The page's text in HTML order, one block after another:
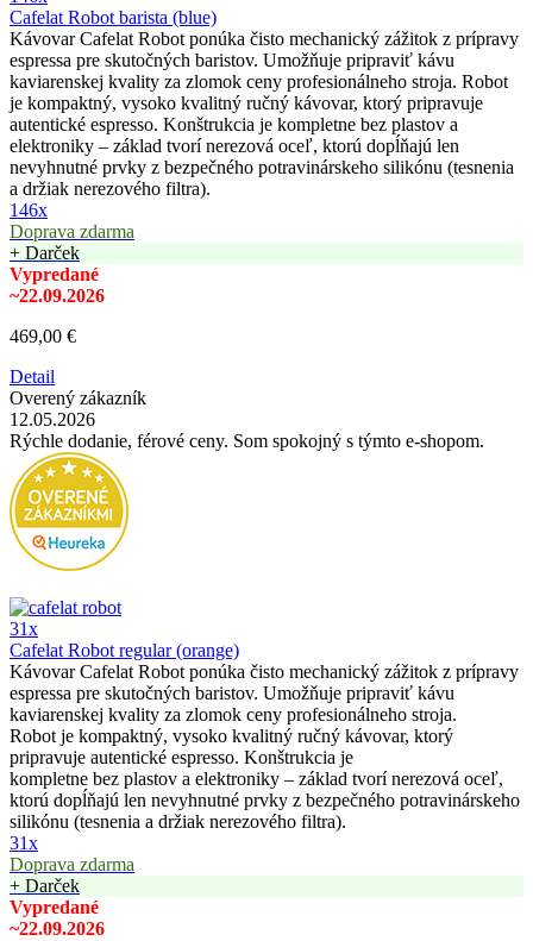
Cafelat Robot barista (blue)
Kávovar Cafelat Robot ponúka čisto mechanický zážitok z prípravy
espressa pre skutočných baristov. Umožňuje pripraviť kávu
kaviarenskej kvality za zlomok ceny profesionálneho stroja. Robot
je kompaktný, vysoko kvalitný ručný kávovar, ktorý pripravuje
autentické espresso. Konštrukcia je kompletne bez plastov a
elektroniky – základ tvorí nerezová oceľ, ktorú dopĺňajú len
nevyhnutné prvky z bezpečného potravinárskeho silikónu (tesnenia
a držiak nerezového filtra).
146x
Doprava zdarma
+ Darček
Vypredané
~22.09.2026
469,00 €
Detail
Overený zákazník
12.05.2026
Rýchle dodanie, férové ceny. Som spokojný s týmto e-shopom.
31x
Cafelat Robot regular (orange)
Kávovar Cafelat Robot ponúka čisto mechanický zážitok z prípravy
espressa pre skutočných baristov. Umožňuje pripraviť kávu
kaviarenskej kvality za zlomok ceny profesionálneho stroja.
Robot je kompaktný, vysoko kvalitný ručný kávovar, ktorý
pripravuje autentické espresso. Konštrukcia je
kompletne bez plastov a elektroniky – základ tvorí nerezová oceľ,
ktorú dopĺňajú len nevyhnutné prvky z bezpečného potravinárskeho
silikónu (tesnenia a držiak nerezového filtra).
31x
Doprava zdarma
+ Darček
Vypredané
~22.09.2026